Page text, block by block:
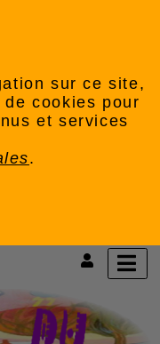
sur ce site,
cookies pour
et services
.